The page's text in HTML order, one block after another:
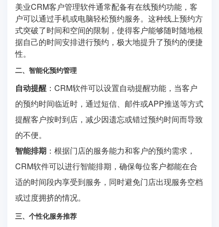
美业CRM客户管理软件通常配备有在线预约功能，客
户可以通过手机或电脑轻松预约服务。这种线上预约方
式突破了时间和空间的限制，使得客户能够随时随地根
据自己的时间安排进行预约，极大地提升了预约的便捷
性。
二、智能化预约管理
自动提醒 ：CRM软件可以设置自动提醒功能，当客户
的预约时间临近时，通过短信、邮件或APP推送等方式
提醒客户按时到店，减少因遗忘或错过预约时间而导致
的不便。
智能排期 ：根据门店的服务能力和客户的预约需求，
CRM软件可以进行智能排期，确保每位客户都能在合
适的时间段内享受到服务，同时避免门店出现服务空档
或过度拥挤的情况。
三、个性化服务推荐